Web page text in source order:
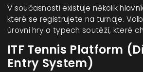
V současnosti existuje několik
které se registrujete na turnaje.
úrovni hry a typech soutěží, které
ITF Tennis Platform
Entry System)